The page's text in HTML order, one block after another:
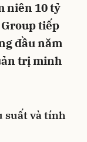
niên 10 tỷ
Group tiếp
đầu năm
trị minh
suất và tính
Hủy